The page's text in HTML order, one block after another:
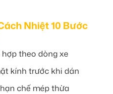
Nhiệt 10 Bước
theo dòng xe
kính trước khi dán
chế mép thừa